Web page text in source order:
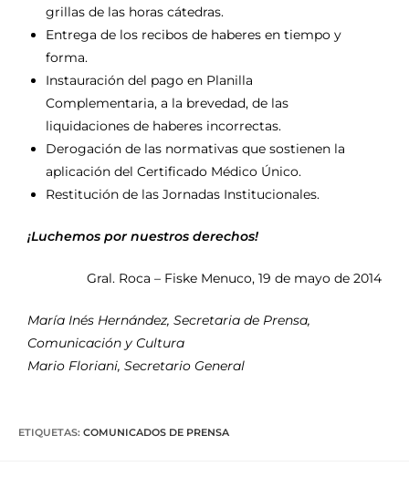
grillas de las horas cátedras.
Entrega de los recibos de haberes en tiempo y
forma.
Instauración del pago en Planilla
Complementaria, a la brevedad, de las
liquidaciones de haberes incorrectas.
Derogación de las normativas que sostienen la
aplicación del Certificado Médico Único.
Restitución de las Jornadas Institucionales.
¡Luchemos por nuestros derechos!
Gral. Roca – Fiske Menuco, 19 de mayo de 2014
María Inés Hernández, Secretaria de Prensa,
Comunicación y Cultura
Mario Floriani, Secretario General
ETIQUETAS: COMUNICADOS DE PRENSA